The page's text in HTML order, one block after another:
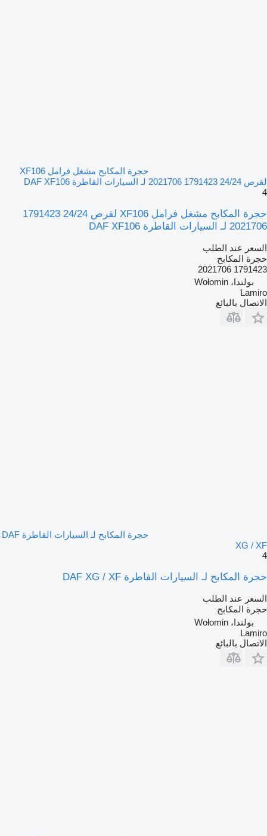
حجرة المكابح مشغل فرامل XF106
لقرص 24/24 1791423 2021706 لـ السيارات القاطرة DAF XF106
4
حجرة المكابح مشغل فرامل XF106 لقرص 24/24 1791423
2021706 لـ السيارات القاطرة DAF XF106
السعر عند الطلب
حجرة المكابح
1791423 2021706
بولندا، Wołomin
Lamiro
الاتصال بالبائع
حجرة المكابح لـ السيارات القاطرة DAF
XG / XF
4
حجرة المكابح لـ السيارات القاطرة DAF XG / XF
السعر عند الطلب
حجرة المكابح
بولندا، Wołomin
Lamiro
الاتصال بالبائع